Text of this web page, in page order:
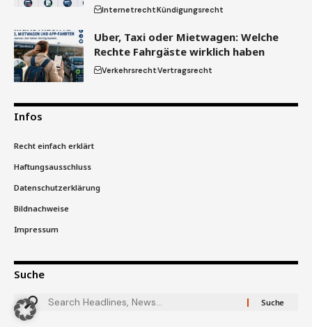
InternetrechtKündigungsrecht
Uber, Taxi oder Mietwagen: Welche
Rechte Fahrgäste wirklich haben
VerkehrsrechtVertragsrecht
Infos
Recht einfach erklärt
Haftungsausschluss
Datenschutzerklärung
Bildnachweise
Impressum
Suche